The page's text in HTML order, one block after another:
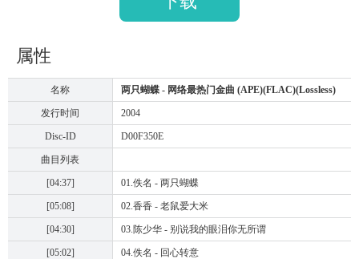
属性
名称 两只蝴蝶 - 网络最热门金曲 (APE)(FLAC)(Lossless)
发行时间 2004
Disc-ID D00F350E
曲目列表
[04:37] 01.佚名 - 两只蝴蝶
[05:08] 02.香香 - 老鼠爱大米
[04:30] 03.陈少华 - 别说我的眼泪你无所谓
[05:02] 04.佚名 - 回心转意